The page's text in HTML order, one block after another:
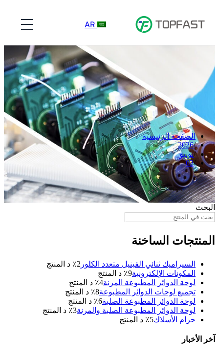
الصفحة الرئيسية
2026
يونيو
02
البحث
المنتجات الساخنة
السيراميك ثنائي الفينيل متعدد الكلور 2٪ د المنتج
المكونات الإلكترونية9٪ د المنتج
لوحة الدوائر المطبوعة المرنة4٪ د المنتج
تجميع لوحات الدوائر المطبوعة8٪ د المنتج
لوحة الدوائر المطبوعة الصلبة6٪ د المنتج
لوحة الدوائر المطبوعة الصلبة والمرنة3٪ د المنتج
حزام الأسلاك5٪ د المنتج
آخر الأخبار